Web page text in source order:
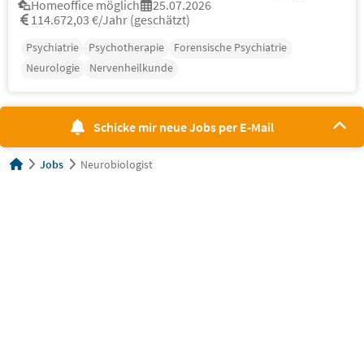
Homeoffice möglich
25.07.2026
114.672,03 €/Jahr (geschätzt)
Psychiatrie Psychotherapie
Forensische Psychiatrie
Neurologie
Nervenheilkunde
Schicke mir neue Jobs per E-Mail
Jobs Neurobiologist